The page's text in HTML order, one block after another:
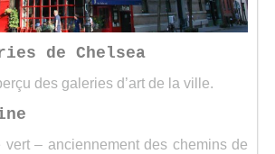
de Chelsea
des galeries d’art de la ville.
– anciennement des chemins de